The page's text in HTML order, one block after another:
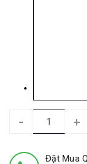
- +
Đặt Mua